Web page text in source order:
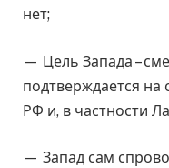
нет;
— Цель Запада –
подтверждается
РФ и, в частности
— Запад сам